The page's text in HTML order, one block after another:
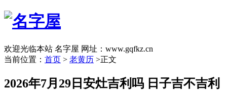
欢迎光临本站 名字屋 网址：www.gqfkz.cn
当前位置： 首页 > 老黄历 >正文
2026年7月29日安灶吉利吗 日子吉不吉利